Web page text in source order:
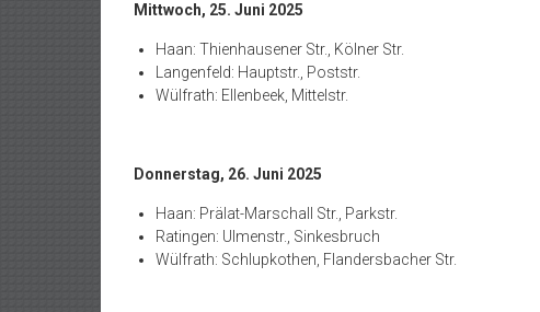
Mittwoch, 25. Juni 2025
Haan: Thienhausener Str., Kölner Str.
Langenfeld: Hauptstr., Poststr.
Wülfrath: Ellenbeek, Mittelstr.
Donnerstag, 26. Juni 2025
Haan: Prälat-Marschall Str., Parkstr.
Ratingen: Ulmenstr., Sinkesbruch
Wülfrath: Schlupkothen, Flandersbacher Str.